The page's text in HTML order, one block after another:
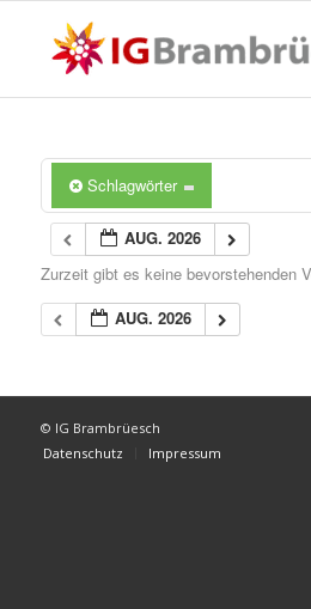
Schlagwörter
AUG. 2026
Zurzeit gibt es keine bevorstehenden
AUG. 2026
© IG Brambrüesch
Datenschutz
Impressum